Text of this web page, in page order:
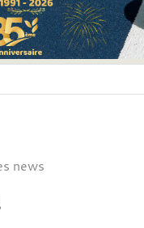
news
des cookies